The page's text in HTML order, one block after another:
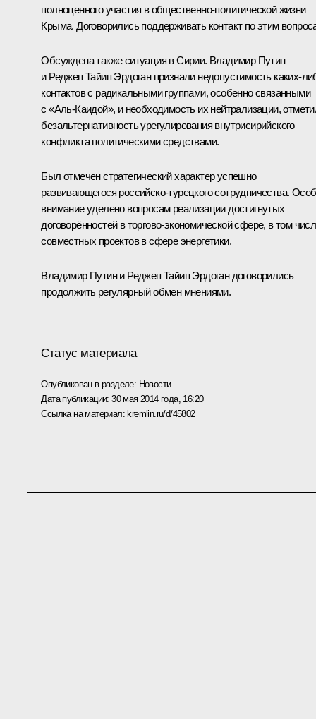
полноценного участия в общественно-политической жизни
Крыма. Договорились поддерживать контакт по этим
Обсуждена также ситуация в Сирии. Владимир Путин
и Реджеп Тайип Эрдоганпризнали недопустимость
контактов с радикальными группами, особенно связанными
с «Аль-Каидой», и необходимость их нейтрализации,
безальтернативность урегулирования внутрисирийского
конфликта политическими средствами.
Был отмечен стратегический характер успешно
развивающегося российско-турецкого сотрудничества.
внимание уделено вопросам реализации достигнутых
договорённостей в торгово-экономической сфере, в том
совместных проектов в сфере энергетики.
Владимир Путин и Реджеп Тайип Эрдоган договорились
продолжить регулярный обмен мнениями.
Статус материала
Опубликован в разделе: Новости
Дата публикации:30 мая 2014 года, 16:20
Ссылка на материал: kremlin.ru/d/45802